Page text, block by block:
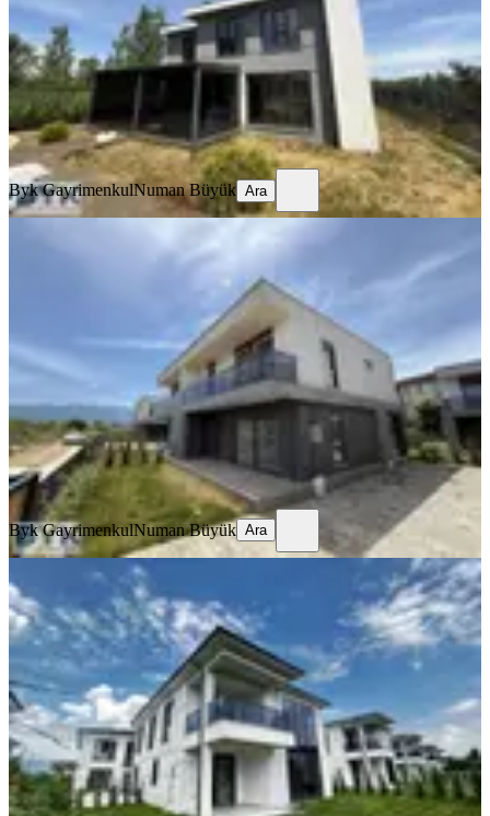
6+1· 300 m²·18.06.2026
110.000 ₺
Byk Gayrimenkul Numan Büyük
Ara
Byk GayrimenkulNuman Büyük Ara
Byk' Dan! Merkezi Konumda! Kiralık
İkiz Villalar!
Düzce, Merkez
3+1·180 m²·18.06.2026
55.000 ₺
Byk GayrimenkulNuman Büyük
Ara
Byk GayrimenkulNuman Büyük Ara
Byk' Dan! Arapçiftliği' Nde! Sıfır
Proje! Kiralık Tekil Villa!
Düzce, Merkez
4+1·220 m² ·06.06.2026
62.500 ₺
Byk GayrimenkulNuman Büyük